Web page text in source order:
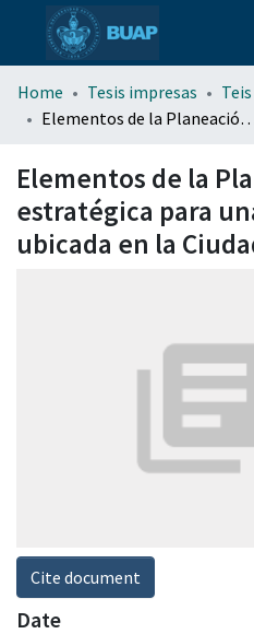
menu.section.about_menu
Home Tesis impresas
Elementos de la Planeación estratégica para una industria
Elementos de la
estratégica para
ubicada en la
Cite document
Date